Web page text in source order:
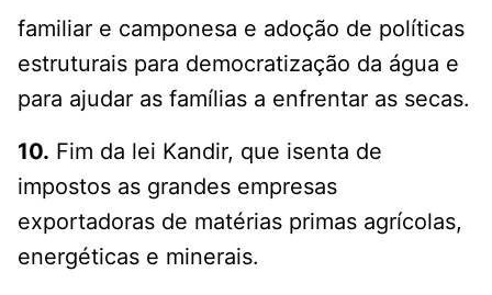
familiar e camponesa e adoção de políticas
estruturais para democratização da água e
para ajudar as famílias a enfrentar as secas.
10. Fim da lei Kandir, que isenta de
impostos as grandes empresas
exportadoras de matérias primas agrícolas,
energéticas e minerais.